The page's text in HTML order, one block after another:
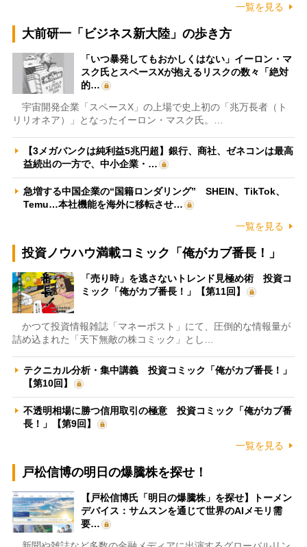
一覧を見る
大前研一「ビジネス新大陸」の歩き方
「いつ暴発してもおかしくはない」イーロン・マ
スク氏とスペースXが抱えるリスクの数々「絶対
的…
宇宙開発企業「スペースX」の上場で史上初の「兆万長者（ト
リリオネア）」となったイーロン・マスク氏。…
【3メガバンクは純利益5兆円超】銀行、商社、ゼネコンは最高
益続出の一方で、中小企業・…
急増する中国企業の“国籍ロンダリング” SHEIN、TikTok、
Temu…本社機能を海外に移転させ…
一覧を見る
投資ノウハウ満載コミック「俺がカブ番長！」
「売り時」を逃さないトレンド見極め術 投資コ
ミック「俺がカブ番長！」【第11回】
かつて投資情報雑誌「マネーポスト」にて、圧倒的な情報量が
詰め込まれた「天下無敵の株コミック」とし…
テクニカル分析・集中講義 投資コミック「俺がカブ番長！」
【第10回】
不透明相場に勝つ信用取引の極意 投資コミック「俺がカブ番
長！」【第9回】
一覧を見る
戸松信博の明日の爆騰株を探せ！
【戸松信博氏「明日の爆騰株」を探せ】トーメン
デバイス：サムスンを通じて世界のAIメモリ需
要…